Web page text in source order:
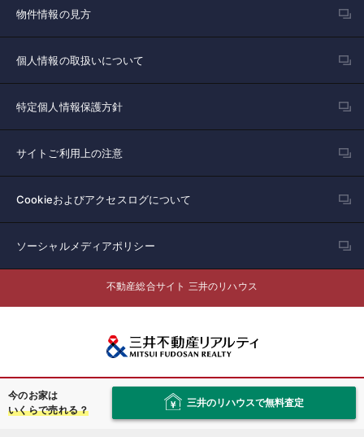
今のお家は
いくらで売れる？
三井のリハウスで無料査定
物件情報の見方
個人情報の取扱いについて
特定個人情報保護方針
サイトご利用上の注意
Cookieおよびアクセスログについて
ソーシャルメディアポリシー
不動産総合サイト 三井のリハウス
会社情報
採用情報